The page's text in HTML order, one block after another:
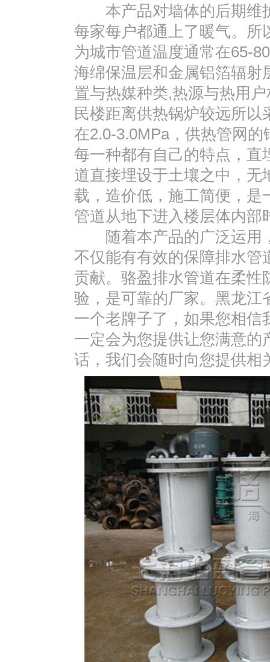
本产品对墙体的后期维
每家每户都通上了暖气。所
为城市管道温度通常在65-
海绵保温层和金属铝箔辐射
置与热媒种类,热源与热用
民楼距离供热锅炉较远所
在2.0-3.0MPa，供热管网
每一种都有自己的特点，直
道直接埋设于土壤之中，无
载，造价低，施工简便，是
管道从地下进入楼层体内部
随着本产品的广泛运用
不仅能有有效的保障排水管
贡献。骆盈排水管道在柔性
验，是可靠的厂家。黑龙江
一个老牌子了，如果您相信
一定会为您提供让您满意的
话，我们会随时向您提供相